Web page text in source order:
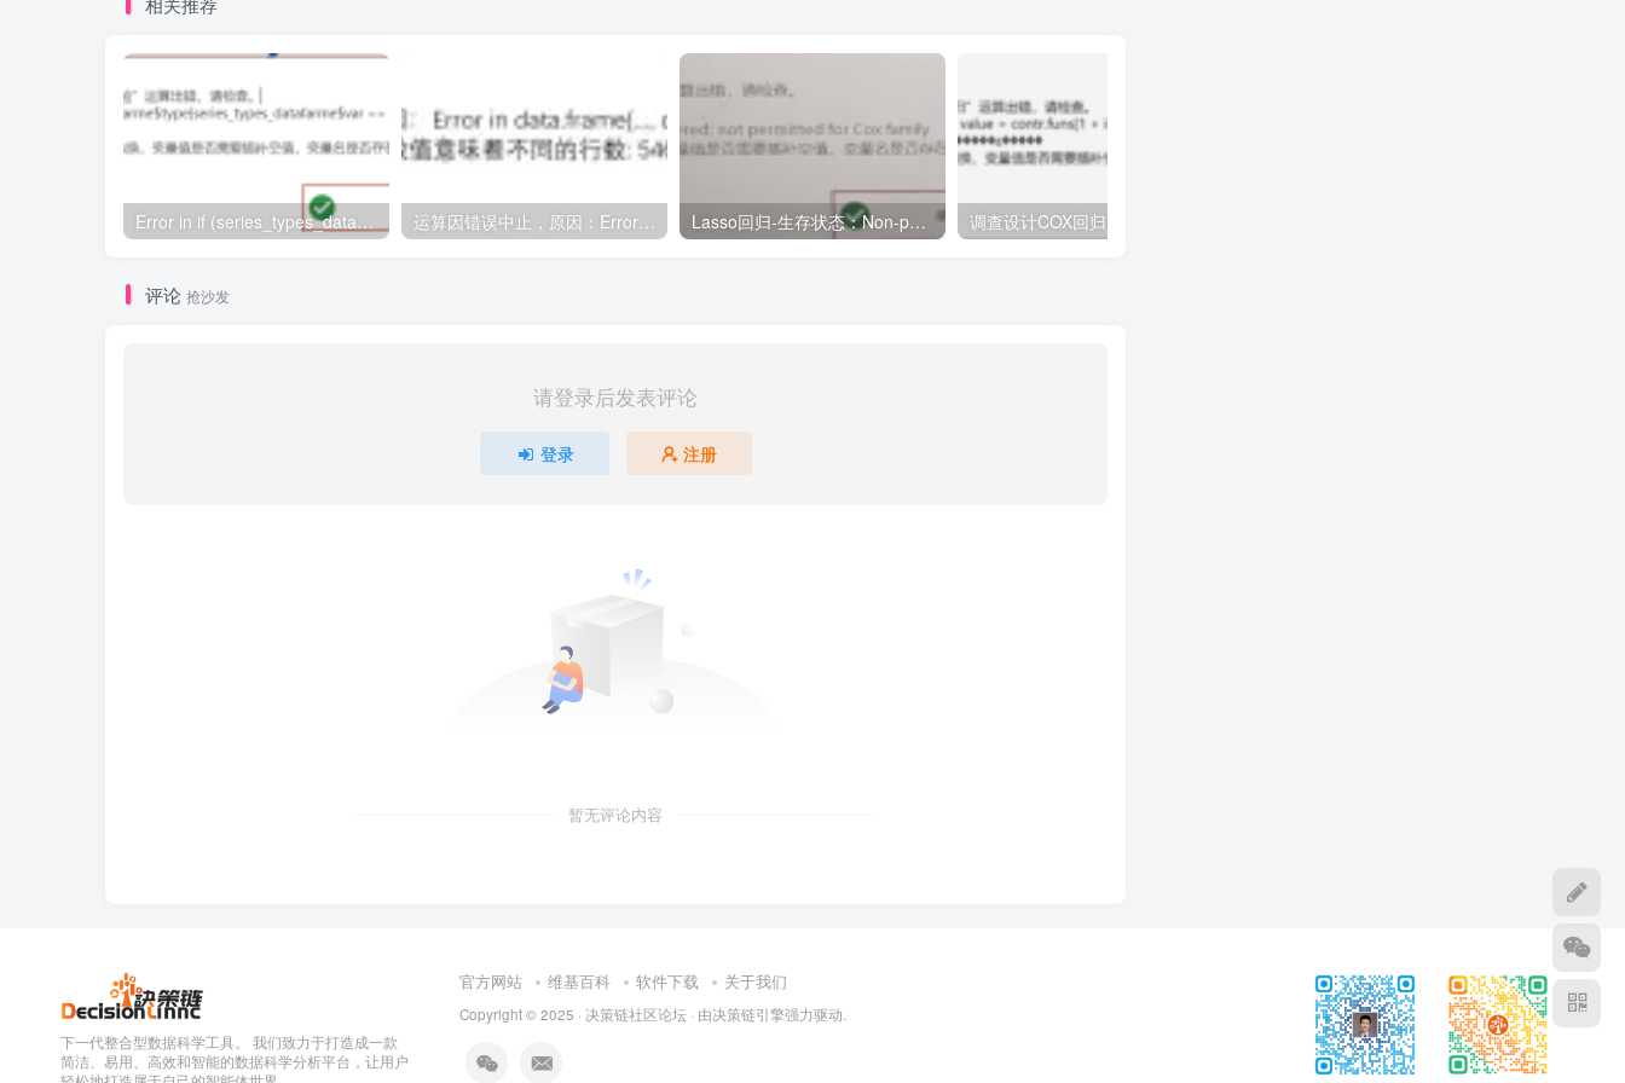
Error in if (series_types_datafarme$type[series_types_datafarme$var == : argument is of length zero 运算因错误中止，原因：Error in data.frame(…, check.names = FALSE) :参数值意味着不同的行数: 546, 528 Lasso回归-生存状态：Non-positive event times encountered; not permitted for Cox family
评论 抢沙发
请登录后发表评论
登录 注册
暂无评论内容
下一代整合型数据科学工具。 我们致力于打造成一款
简洁、易用、高效和智能的数据科学分析平台，让用户
官方网站 维基百科 软件下载 关于我们
Copyright © 2025 · 决策链社区论坛 · 由决策链引擎强力驱动.